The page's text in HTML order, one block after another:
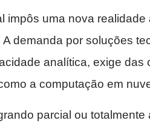
impôs uma nova
demanda por soluções
analítica, exige das
a computação em
parcial ou